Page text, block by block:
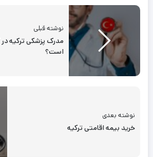
نوشته قبلی
مدرک پزشکی ترکیه
است؟
نوشته بعدی
خرید بیمه اقامتی ترکیه